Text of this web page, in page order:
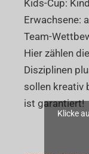
Kids-Cup:
Erwachsene:
Team-
Hier zählen
Disziplinen
sollen kreativ
ist garantiert!
Klicke